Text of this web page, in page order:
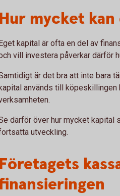
Hur mycket
kapital är ofta en del av
vill investera påverkar därför
är det bra att inte bara
används till köpeskillingen
därför över hur mycket
utveckling.
Företagets